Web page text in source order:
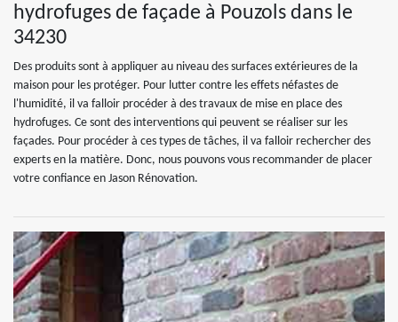
hydrofuges de façade à Pouzols dans le
34230
Des produits sont à appliquer au niveau des surfaces extérieures de la
maison pour les protéger. Pour lutter contre les effets néfastes de
l'humidité, il va falloir procéder à des travaux de mise en place des
hydrofuges. Ce sont des interventions qui peuvent se réaliser sur les
façades. Pour procéder à ces types de tâches, il va falloir rechercher des
experts en la matière. Donc, nous pouvons vous recommander de placer
votre confiance en Jason Rénovation.